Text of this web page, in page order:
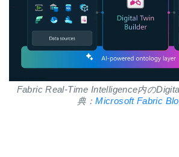
Fabric Real-Time Intelligence内の
典：Microsoft Fabric